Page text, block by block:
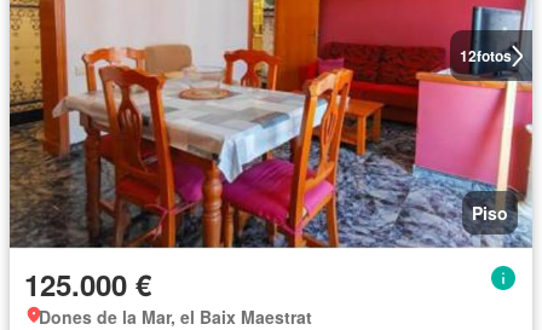
12fotos
Piso
125.000 €
Dones de la Mar, el Baix Maestrat